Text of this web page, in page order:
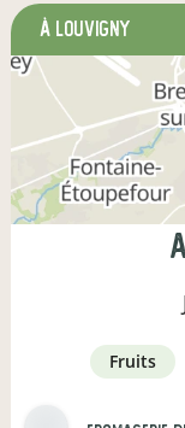
à Louvigny
fruits